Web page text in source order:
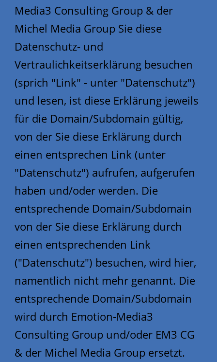
Media3 Consulting Group & der
Michel Media Group Sie diese
Datenschutz- und
Vertraulichkeitserklärung besuchen
(sprich "Link" - unter "Datenschutz")
und lesen, ist diese Erklärung jeweils
für die Domain/Subdomain gültig,
von der Sie diese Erklärung durch
einen entsprechen Link (unter
"Datenschutz") aufrufen, aufgerufen
haben und/oder werden. Die
entsprechende Domain/Subdomain
von der Sie diese Erklärung durch
einen entsprechenden Link
("Datenschutz") besuchen, wird hier,
namentlich nicht mehr genannt. Die
entsprechende Domain/Subdomain
wird durch Emotion-Media3
Consulting Group und/oder EM3 CG
& der Michel Media Group ersetzt.